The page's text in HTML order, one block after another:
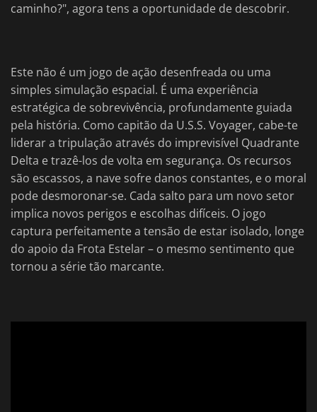
caminho?", agora tens a oportunidade de descobrir.
Este não é um jogo de ação desenfreada ou uma
simples simulação espacial. É uma experiência
estratégica de sobrevivência, profundamente guiada
pela história. Como capitão da U.S.S. Voyager, cabe-te
liderar a tripulação através do imprevisível Quadrante
Delta e trazê-los de volta em segurança. Os recursos
são escassos, a nave sofre danos constantes, e o moral
pode desmoronar-se. Cada salto para um novo setor
implica novos perigos e escolhas difíceis. O jogo
captura perfeitamente a tensão de estar isolado, longe
do apoio da Frota Estelar – o mesmo sentimento que
tornou a série tão marcante.